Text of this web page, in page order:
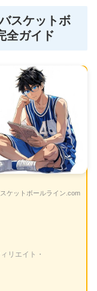
スケットボ
全ガイド
ケットボールライン.com
リエイト・